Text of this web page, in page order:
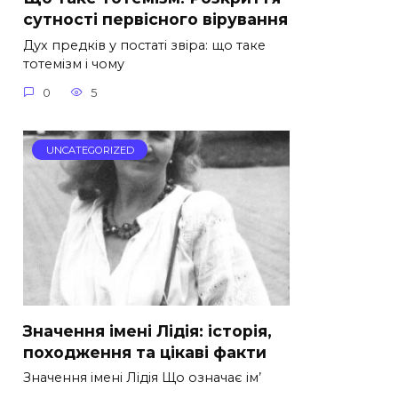
сутності первісного вірування
Дух предків у постаті звіра: що таке
тотемізм і чому
0 5
UNCATEGORIZED
Значення імені Лідія: історія,
походження та цікаві факти
Значення імені Лідія Що означає ім’